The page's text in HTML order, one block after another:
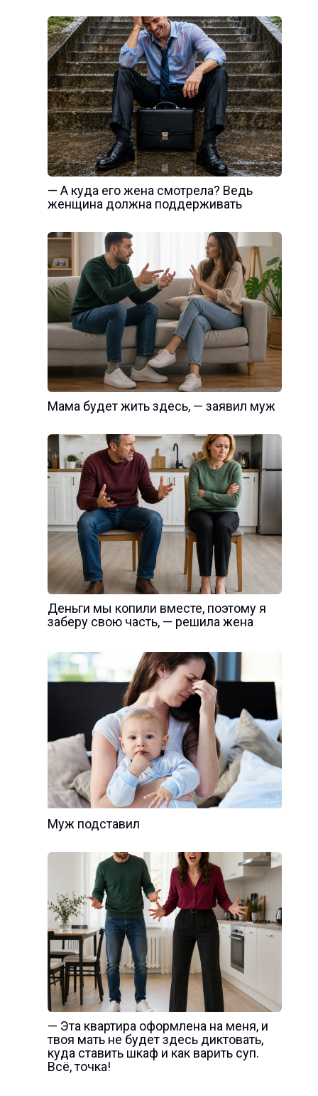
— А куда его жена смотрела? Ведь
женщина должна поддерживать
Мама будет жить здесь, — заявил муж
Деньги мы копили вместе, поэтому я
заберу свою часть, — решила жена
Муж подставил
— Эта квартира оформлена на меня, и
твоя мать не будет здесь диктовать,
куда ставить шкаф и как варить суп.
Всё, точка!